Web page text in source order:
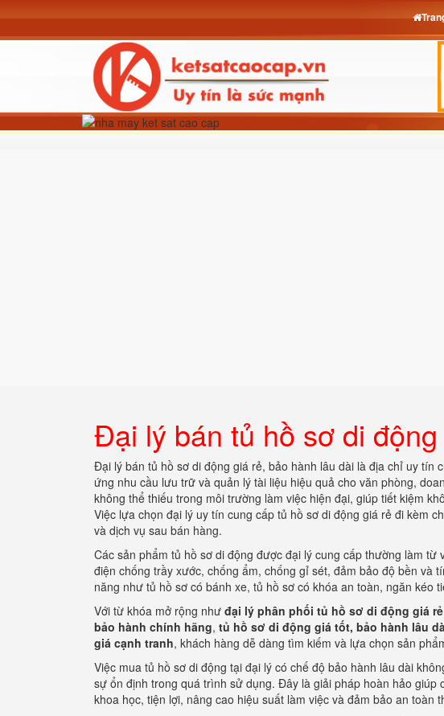
Đại lý bán tủ hồ sơ di
Đại lý bán tủ hồ sơ di động giá rẻ, bảo hành lâu dài là địa chỉ uy tín
ứng nhu cầu lưu trữ và quản lý tài liệu hiệu quả cho văn phòng,
không thể thiếu trong môi trường làm việc hiện đại, giúp tiết kiệm
Việc lựa chọn đại lý uy tín cung cấp tủ hồ sơ di động giá rẻ đi kèm
và dịch vụ sau bán hàng.
Các sản phẩm tủ hồ sơ di động được đại lý cung cấp thường làm
điện chống trầy xước, chống ẩm, chống gỉ sét, đảm bảo độ bền
năng như tủ hồ sơ có bánh xe, tủ hồ sơ có khóa an toàn, ngăn kéo
Với từ khóa mở rộng như đại lý phân phối tủ hồ sơ di động giá
bảo hành chính hãng, tủ hồ sơ di động giá tốt, bảo hành lâu
giá cạnh tranh, khách hàng dễ dàng tìm kiếm và lựa chọn sản
Việc mua tủ hồ sơ di động tại đại lý có chế độ bảo hành lâu dài
sự ổn định trong quá trình sử dụng. Đây là giải pháp hoàn hảo
khoa học, tiện lợi, nâng cao hiệu suất làm việc và đảm bảo an toàn